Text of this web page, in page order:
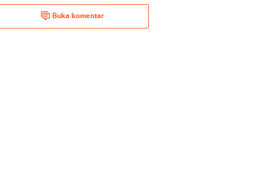
Buka komentar